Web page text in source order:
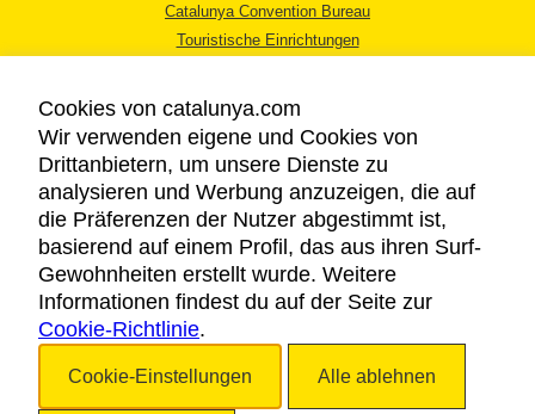
Catalunya Convention Bureau
Touristische Einrichtungen
RECHTLICHER HINWEIS
DATENSCHUTZICHTLINIE
COOKIES
Cookies von catalunya.com
Wir verwenden eigene und Cookies von
Drittanbietern, um unsere Dienste zu
analysieren und Werbung anzuzeigen, die auf
die Präferenzen der Nutzer abgestimmt ist,
basierend auf einem Profil, das aus ihren Surf-
Gewohnheiten erstellt wurde. Weitere
Informationen findest du auf der Seite zur
Cookie-Richtlinie.
Cookie-Einstellungen Alle ablehnen